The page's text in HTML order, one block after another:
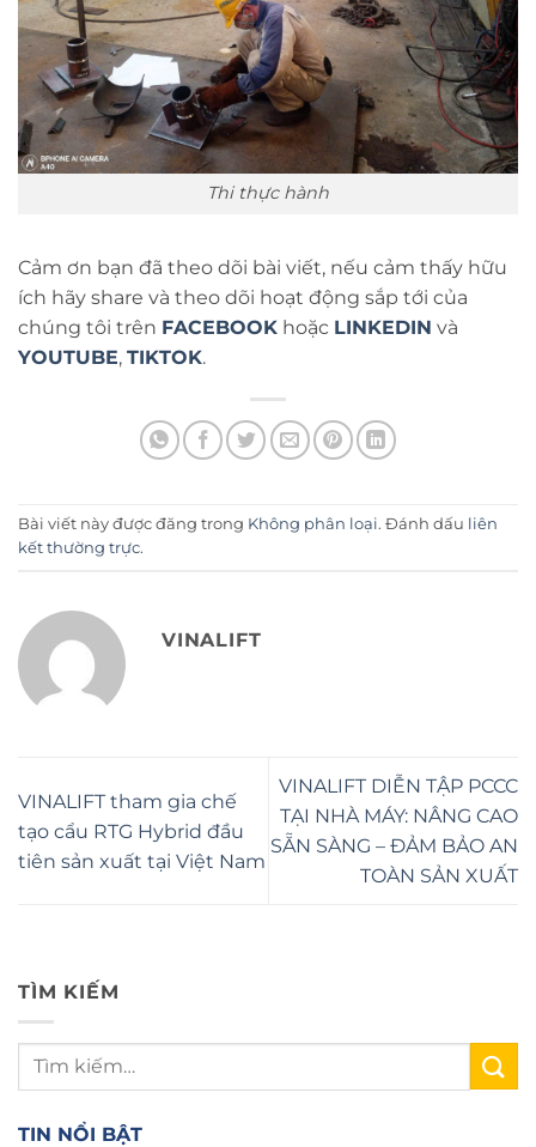
Thi thực hành
Cảm ơn bạn đã theo dõi bài viết, nếu cảm thấy hữu
ích hãy share và theo dõi hoạt động sắp tới của
chúng tôi trên FACEBOOK hoặc LINKEDIN và
YOUTUBE, TIKTOK.
Bài viết này được đăng trong Không phân loại. Đánh dấu liên
kết thường trực.
VINALIFT
VINALIFT tham gia chế
tạo cẩu RTG Hybrid đầu
tiên sản xuất tại Việt Nam
VINALIFT DIỄN TẬP PCCC
TẠI NHÀ MÁY: NÂNG CAO
SẴN SÀNG – ĐẢM BẢO AN
TOÀN SẢN XUẤT
TÌM KIẾM
TIN NỔI BẬT